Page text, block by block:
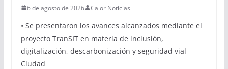
6 de agosto de 2026 Calor Noticias
• Se presentaron los avances alcanzados mediante el
proyecto TranSIT en materia de inclusión,
digitalización, descarbonización y seguridad vial
Ciudad